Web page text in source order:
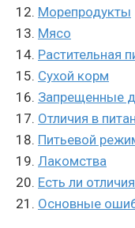
Морепродукты
Мясо
Растительная
Сухой корм
Запрещенные
Отличия в
Питьевой
Лакомства
Есть ли
Основные